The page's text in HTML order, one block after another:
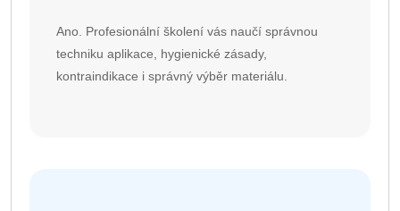
Ano. Profesionální školení vás naučí správnou
techniku aplikace, hygienické zásady,
kontraindikace i správný výběr materiálu.